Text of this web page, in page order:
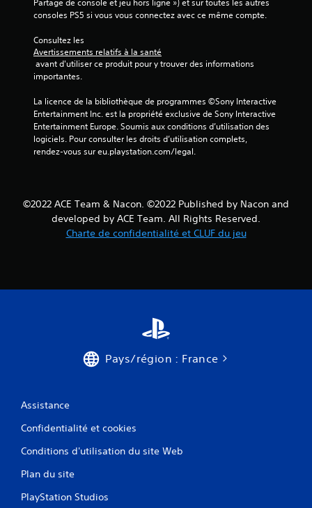
consoles PS5 si vous vous connectez avec ce même compte.
Consultez les
Avertissements relatifs à la santé
importantes.
La licence de la bibliothèque de programmes ©Sony Interactive
Entertainment Inc. est la propriété exclusive de Sony Interactive
Entertainment Europe. Soumis aux conditions d’utilisation des
logiciels. Pour consulter les droits d’utilisation complets,
rendez-vous sur eu.playstation.com/legal.
©2022 ACE Team & Nacon. ©2022 Published by Nacon and
developed by ACE Team. All Rights Reserved.
Charte de confidentialité et CLUF du jeu
Pays/région : France
Assistance
Confidentialité et cookies
Conditions d'utilisation du site Web
Plan du site
PlayStation Studios